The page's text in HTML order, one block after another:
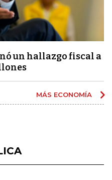
un hallazgo fiscal a
MÁS ECONOMÍA